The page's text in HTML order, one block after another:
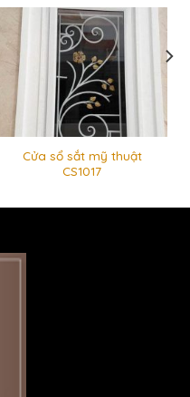
Cửa sổ sắt mỹ thuật
CS1017